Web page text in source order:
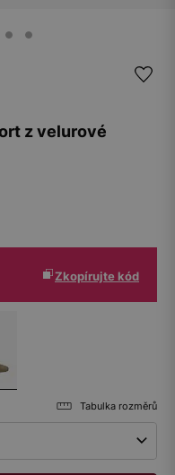
z velurové
Zkopírujte kód
Tabulka rozměrů